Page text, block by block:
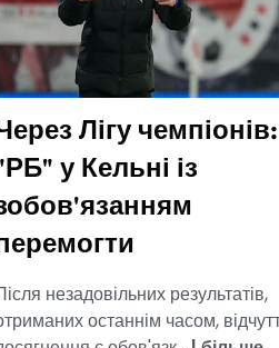
Лігу чемпіонів:
у Кельні із
незадовільних результатів,
останнім часом,